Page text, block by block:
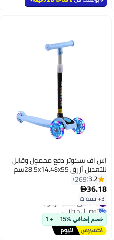
اس اف سكوتر دفع محمول وقابل
للتعديل أزرق 28.5x14.48x55سم
3.2
269
36.18
3+ سنوات #12 في ألعاب الركوب
توصيل مجاني
#12 في ألعاب الركوب
خصم إضافي %15 + 1